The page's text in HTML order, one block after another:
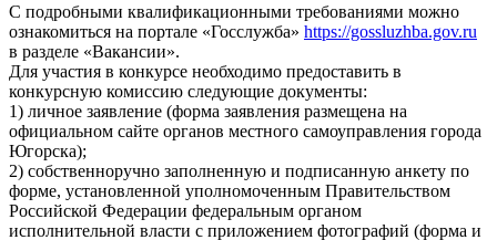
С подробными квалификационными требованиями можно
ознакомиться на портале «Госслужба» https://gossluzhba.gov.ru
в разделе «Вакансии».
Для участия в конкурсе необходимо предоставить в
конкурсную комиссию следующие документы:
1) личное заявление (форма заявления размещена на
официальном сайте органов местного самоуправления города
Югорска);
2) собственноручно заполненную и подписанную анкету по
форме, установленной уполномоченным Правительством
Российской Федерации федеральным органом
исполнительной власти с приложением фотографий (форма и